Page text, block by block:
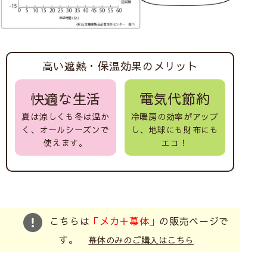
高い遮熱・保温効果のメリット
快適な生活
夏は涼しくも冬は温か
く、オールシーズンで
使えます。
電気代節約
冷暖房の効率がアップ
し、地球にも財布にも
エコ！
こちらは 「メカ＋幕体」 の販売ページで
す。幕体のみのご購入はこちら